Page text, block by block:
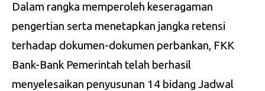
Dalam rangka memperoleh keseragaman
pengertian serta menetapkan jangka retensi
terhadap dokumen-dokumen perbankan, FKK
Bank-Bank Pemerintah telah berhasil
menyelesaikan penyusunan 14 bidang Jadwal